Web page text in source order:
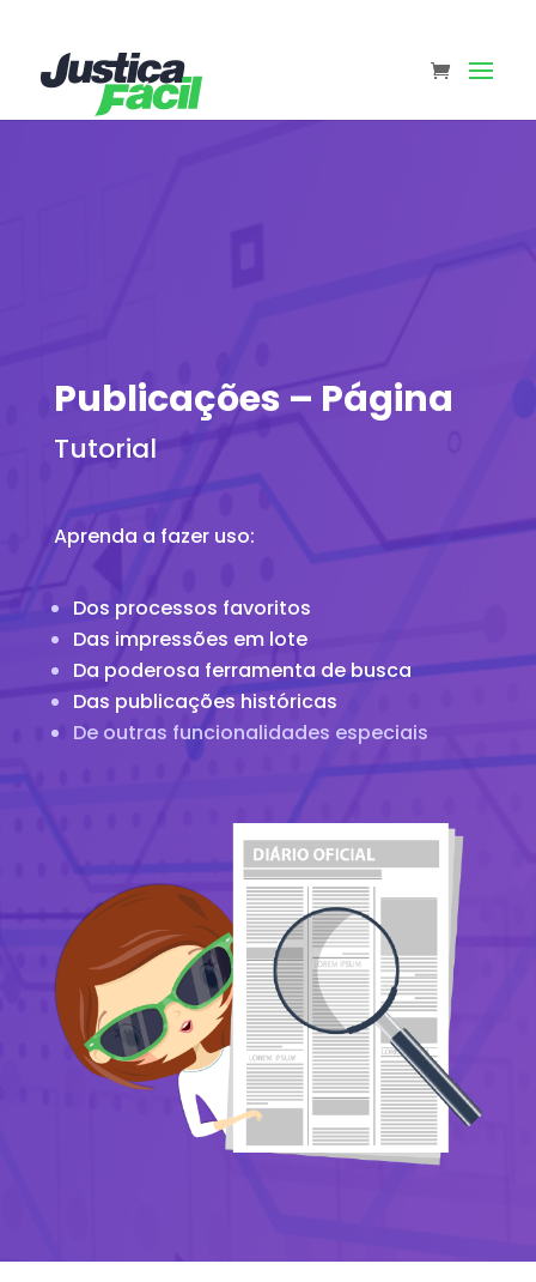
Publicações – Página
Tutorial
Aprenda a fazer uso:
Dos processos favoritos
Das impressões em lote
Da poderosa ferramenta de busca
Das publicações históricas
De outras funcionalidades especiais